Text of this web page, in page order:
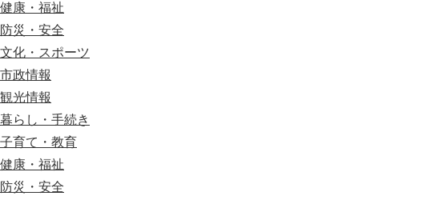
健康・福祉
防災・安全
文化・スポーツ
市政情報
観光情報
暮らし・手続き
子育て・教育
健康・福祉
防災・安全